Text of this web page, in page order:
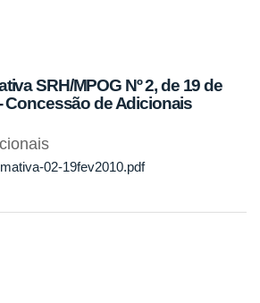
SRH/MPOG Nº 2, de 19 de
Concessão de Adicionais
02-19fev2010.pdf